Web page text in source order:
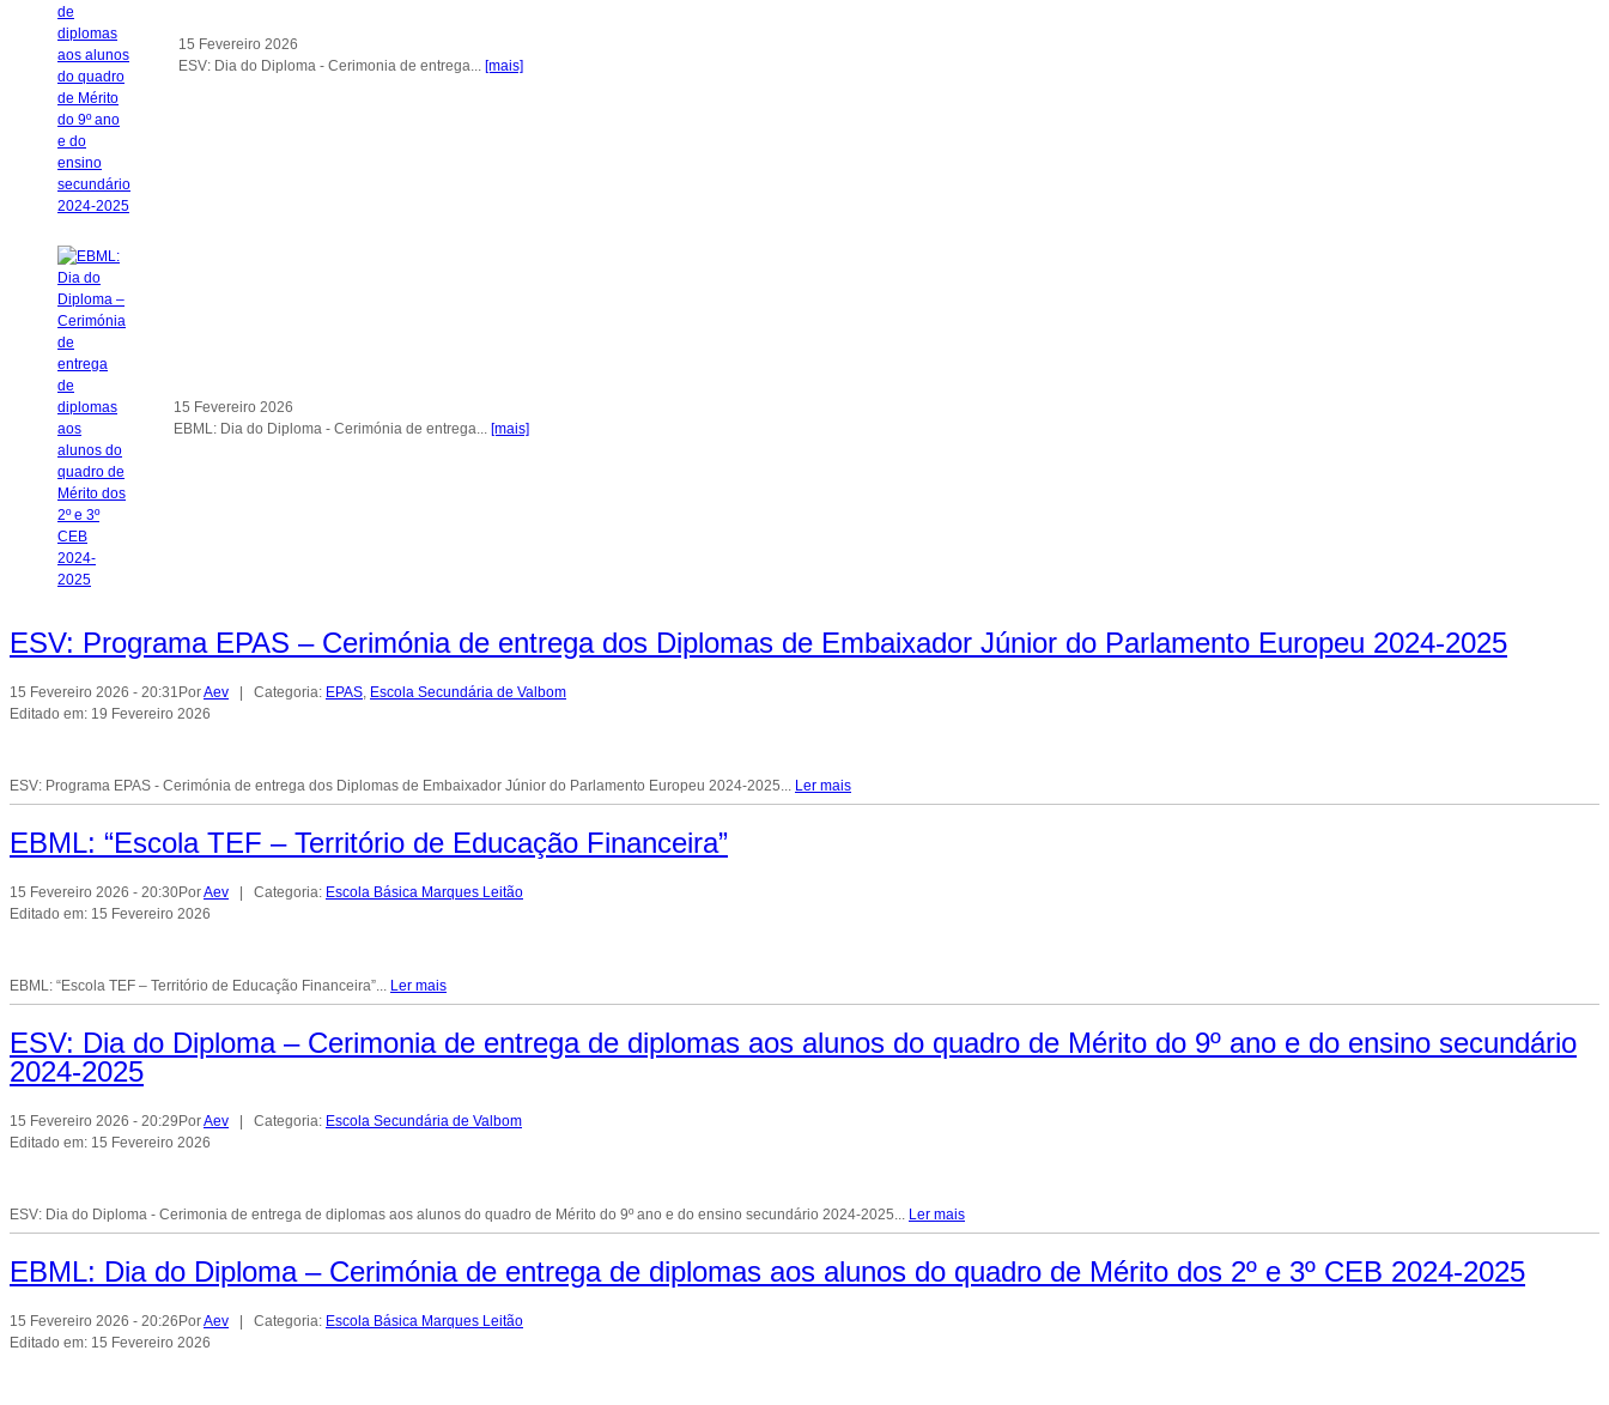
15 Fevereiro 2026
ESV: Dia do Diploma - Cerimonia de entrega... [mais]
15 Fevereiro 2026
EBML: Dia do Diploma - Cerimónia de entrega... [mais]
ESV: Programa EPAS – Cerimónia de entrega dos Diplomas de Embaixador Júnior do Parlamento Europeu 2024-2025
15 Fevereiro 2026 - 20:31 PorAev | Categoria: EPAS, Escola Secundária de Valbom
Editado em: 19 Fevereiro 2026
ESV: Programa EPAS - Cerimónia de entrega dos Diplomas de Embaixador Júnior do Parlamento Europeu 2024-2025... Ler mais
EBML: “Escola TEF – Território de Educação Financeira”
15 Fevereiro 2026 - 20:30PorAev | Categoria: Escola Básica Marques Leitão
Editado em: 15 Fevereiro 2026
EBML: “Escola TEF – Território de Educação Financeira”... Ler mais
ESV: Dia do Diploma – Cerimonia de entrega de diplomas aos alunos do quadro de Mérito do 9º ano e do ensino secundário
2024-2025
15 Fevereiro 2026 - 20:29PorAev | Categoria: Escola Secundária de Valbom
Editado em: 15 Fevereiro 2026
ESV: Dia do Diploma - Cerimonia de entrega de diplomas aos alunos do quadro de Mérito do 9º ano e do ensino secundário 2024-2025... Ler mais
EBML: Dia do Diploma – Cerimónia de entrega de diplomas aos alunos do quadro de Mérito dos 2º e 3º CEB 2024-2025
15 Fevereiro 2026 - 20:26PorAev | Categoria: Escola Básica Marques Leitão
Editado em: 15 Fevereiro 2026